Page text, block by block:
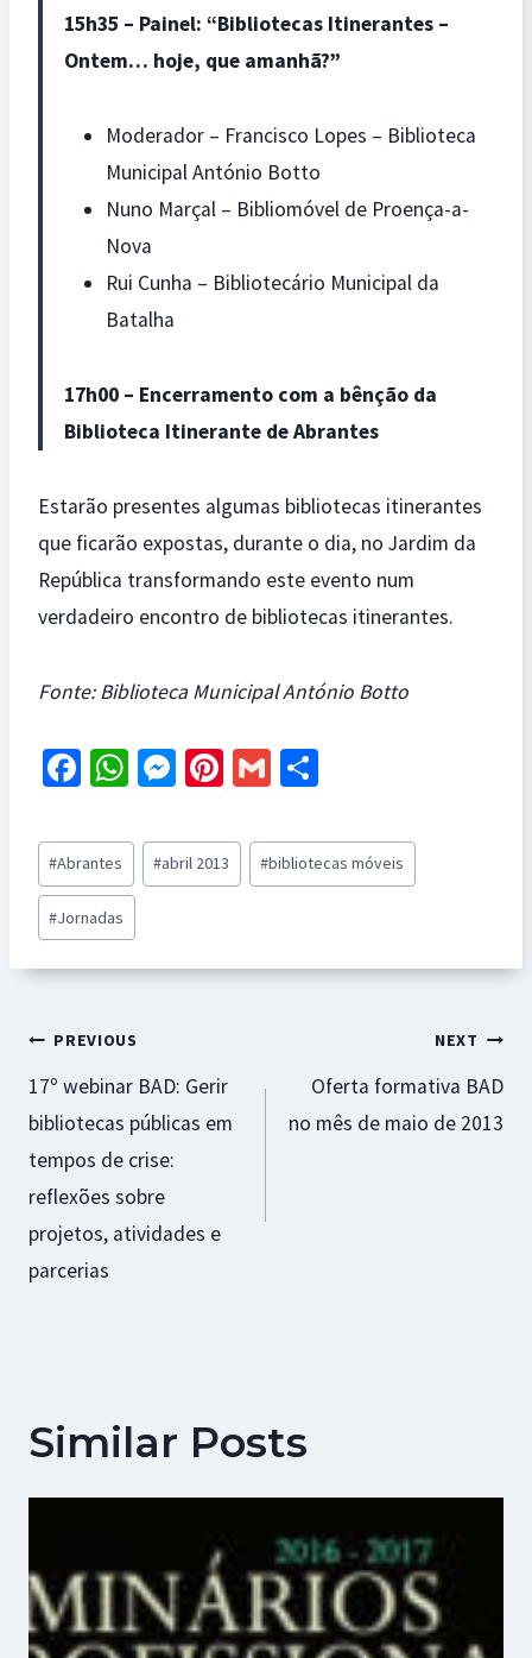
15h35 – Painel: “Bibliotecas Itinerantes –
Ontem… hoje, que amanhã?”
Moderador – Francisco Lopes – Biblioteca
Municipal António Botto
Nuno Marçal – Bibliomóvel de Proença-a-
Nova
Rui Cunha – Bibliotecário Municipal da
Batalha
17h00 – Encerramento com a bênção da
Biblioteca Itinerante de Abrantes
Estarão presentes algumas bibliotecas itinerantes
que ficarão expostas, durante o dia, no Jardim da
República transformando este evento num
verdadeiro encontro de bibliotecas itinerantes.
Fonte: Biblioteca Municipal António Botto
Fa
b
o
o
k
W
at
sA
p
M
se
n
r
Pi
er
es
G
ai
l
ar
e
Post
Tags:
#Abrantes #abril 2013 #bibliotecas móveis
#Jornadas
Navegação
de
artigos
PREVIOUS
17º webinar BAD: Gerir
bibliotecas públicas em
tempos de crise:
reflexões sobre
projetos, atividades e
parcerias
NEXT
Oferta formativa BAD
no mês de maio de 2013
Similar Posts